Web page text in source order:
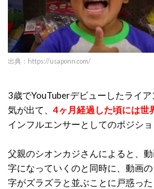
出典：https://usaponn.com/
3歳でYouTuberデビューしたライ
気が出て、4ヶ月経過した頃には世
インフルエンサーとしてのポジショ
父親のシオンカジさんによると、
字になっていくのと同時に、動画
字がズラズラと並ぶことに戸惑った